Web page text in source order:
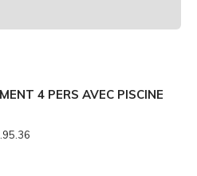
4 PERS AVEC PISCINE